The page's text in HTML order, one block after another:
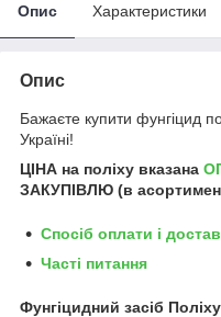
Опис Характеристики
Опис
Бажаєте купити фунгіцид
Україні!
ЦІНА на поліху вказана
ЗАКУПІВЛЮ (в
Спосіб оплати і
Часті питання
Фунгіцидний засіб